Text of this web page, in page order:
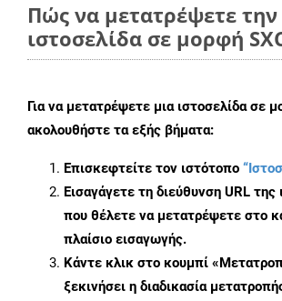
Πώς να μετατρέψετε την
ιστοσελίδα σε μορφή
Για να μετατρέψετε μια ιστοσελίδα σε
ακολουθήστε τα εξής βήματα:
Επισκεφτείτε τον ιστότοπο
Εισαγάγετε τη διεύθυνση URL της
που θέλετε να μετατρέψετε στο
πλαίσιο εισαγωγής.
Κάντε κλικ στο κουμπί
ξεκινήσει η διαδικασία